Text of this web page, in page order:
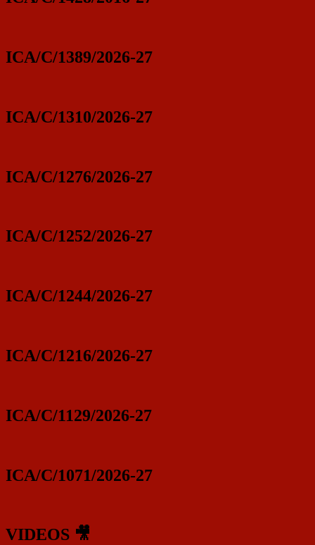
ICA/C/1389/2026-27
ICA/C/1310/2026-27
ICA/C/1276/2026-27
ICA/C/1252/2026-27
ICA/C/1244/2026-27
ICA/C/1216/2026-27
ICA/C/1129/2026-27
ICA/C/1071/2026-27
VIDEOS 🎥